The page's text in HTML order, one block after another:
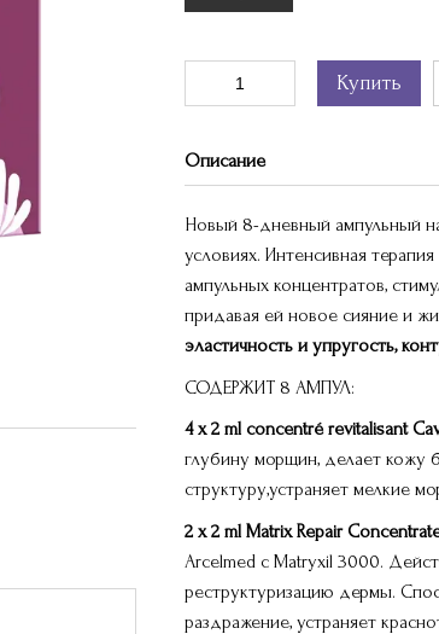
Купить
Описание
Новый 8-дневный ампульный
условиях. Интенсивная
ампульных концентратов,
придавая ей новое сияние и
эластичность и упругость,
СОДЕРЖИТ 8 АМПУЛ:
4 x 2 ml concentré revitalisant
глубину морщин, делает кожу
структуру,устраняет мелкие
2 x 2 ml Matrix Repair
Arcelmed с Matryxil 3000.
реструктуризацию дермы.
раздражение, устраняет